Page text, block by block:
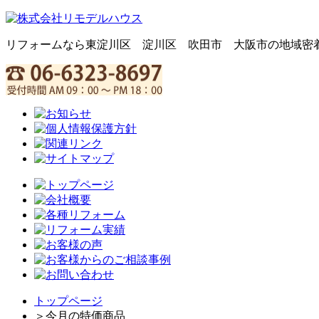
リフォームなら東淀川区 淀川区 吹田市 大阪市の地域密
トップページ
＞ 今月の特価商品